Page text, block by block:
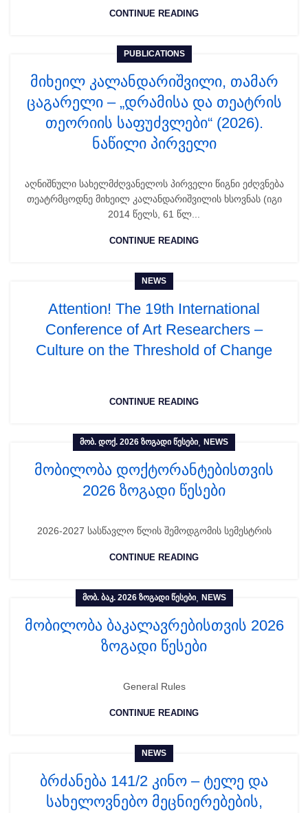
CONTINUE READING
PUBLICATIONS
მიხეილ კალანდარიშვილი, თამარ
ცაგარელი – „დრამისა და თეატრის
თეორიის საფუძვლები“ (2026).
ნაწილი პირველი
აღნიშნული სახელმძღვანელოს პირველი წიგნი ეძღვნება
თეატრმცოდნე მიხეილ კალანდარიშვილის ხსოვნას (იგი
2014 წელს, 61 წლ...
CONTINUE READING
NEWS
Attention! The 19th International
Conference of Art Researchers –
Culture on the Threshold of Change
CONTINUE READING
ᲛᲝᲑ. ᲓᲝᲥ. 2026 ᲖᲝᲒᲐᲓᲘ ᲬᲔᲡᲔᲑᲘ NEWS
მობილობა დოქტორანტებისთვის
2026 ზოგადი წესები
2026-2027 სასწავლო წლის შემოდგომის სემესტრის
CONTINUE READING
ᲛᲝᲑ. ᲑᲐᲙ. 2026 ᲖᲝᲒᲐᲓᲘ ᲬᲔᲡᲔᲑᲘ, NEWS
მობილობა ბაკალავრებისთვის 2026
ზოგადი წესები
General Rules
CONTINUE READING
NEWS
ბრძანება 141/2 კინო – ტელე და
სახელოვნებო მეცნიერებების,